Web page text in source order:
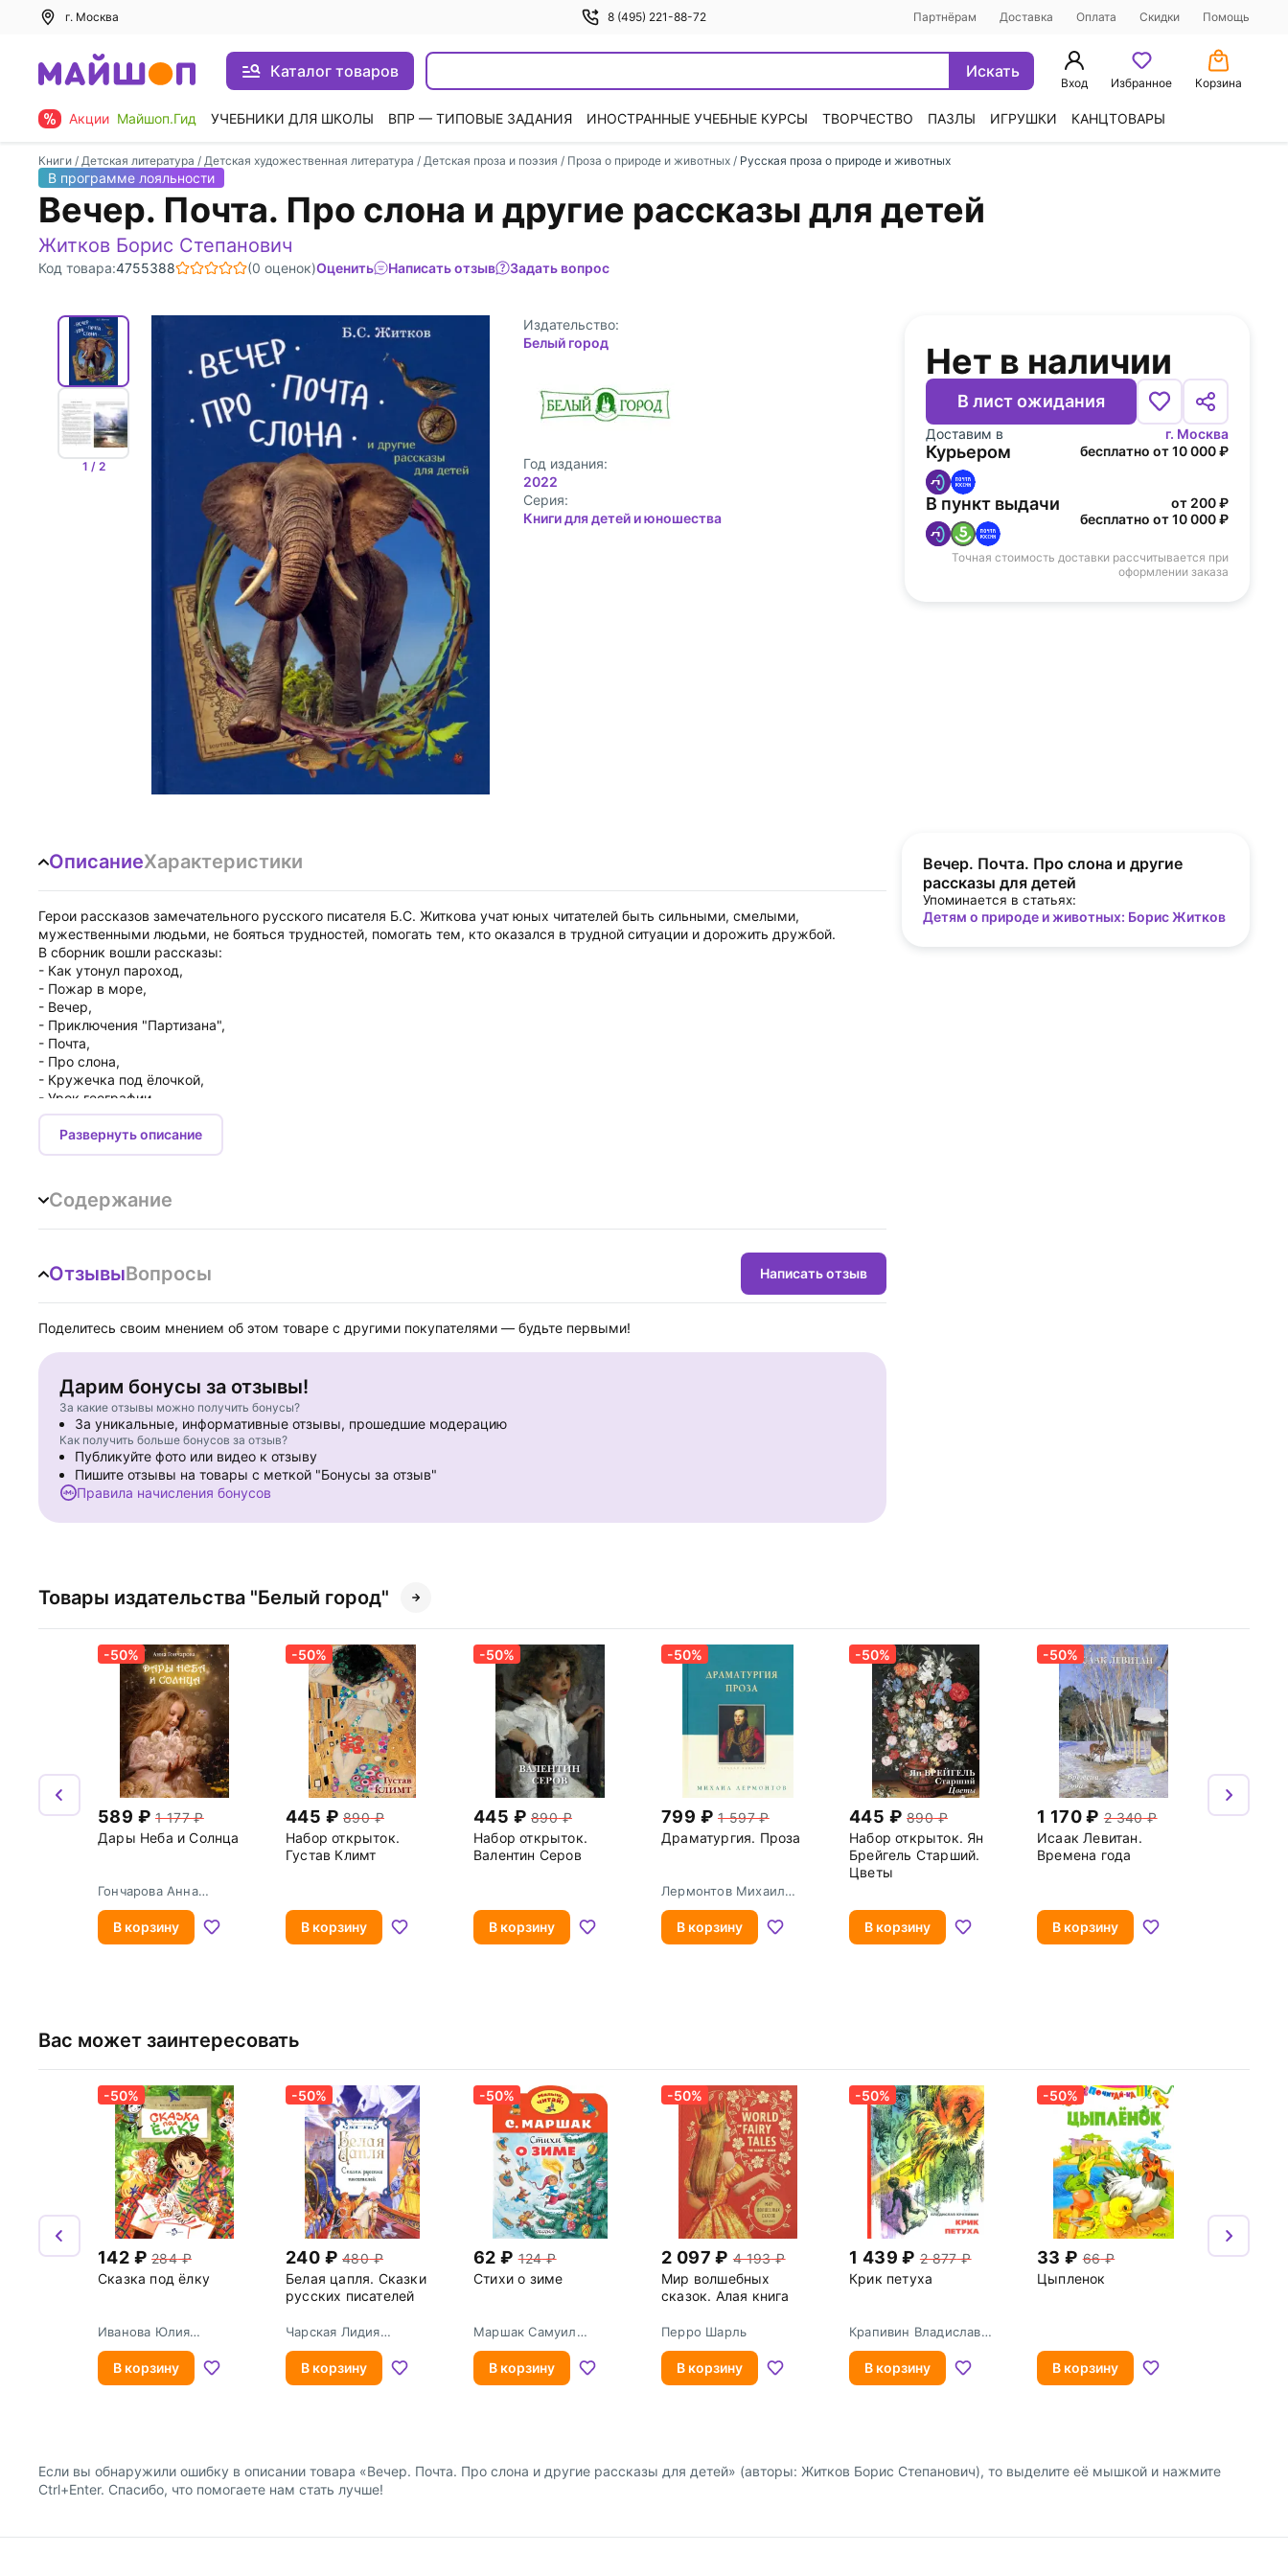
г. Москва 8 (495) 221-88-72 Партнёрам Доставка Оплата Скидки Помощь
Каталог товаров Искать
Вход Избранное Корзина
Акции Майшоп.Гид УЧЕБНИКИ ДЛЯ ШКОЛЫ ВПР — ТИПОВЫЕ ЗАДАНИЯ ИНОСТРАННЫЕ УЧЕБНЫЕ КУРСЫ ТВОРЧЕСТВО ПАЗЛЫ ИГРУШКИ КАНЦТОВАРЫ
Книги / Детская литература / Детская художественная литература / Детская проза и поэзия / Проза о природе и животных / Русская проза о природе и животных
В программе лояльности
Вечер. Почта. Про слона и другие рассказы для детей
Житков Борис Степанович
Код товара:4755388 (0 оценок)Оценить Написать отзыв Задать вопрос
1 / 2
Нет в наличии
В лист ожидания
Доставим в г. Москва
Курьером бесплатно от 10 000 ₽
В пункт выдачи
от 200 ₽
бесплатно от 10 000 ₽
Точная стоимость доставки рассчитывается при
оформлении заказа
Издательство:
Белый город
Год издания:
2022
Cерия:
Книги для детей и юношества
ОписаниеХарактеристики
Герои рассказов замечательного русского писателя Б.С. Житкова учат юных читателей быть сильными, смелыми,
мужественными людьми, не бояться трудностей, помогать тем, кто оказался в трудной ситуации и дорожить дружбой.
В сборник вошли рассказы:
- Как утонул пароход,
- Пожар в море,
- Вечер,
- Приключения "Партизана",
- Почта,
- Про слона,
- Кружечка под ёлочкой,
- Урок географии.
Развернуть описание
Содержание
ОтзывыВопросы Написать отзыв
Поделитесь своим мнением об этом товаре с другими покупателями — будьте первыми!
Дарим бонусы за отзывы!
За какие отзывы можно получить бонусы?
За уникальные, информативные отзывы, прошедшие модерацию
Как получить больше бонусов за отзыв?
Публикуйте фото или видео к отзыву
Пишите отзывы на товары с меткой "Бонусы за отзыв"
Правила начисления бонусов
Вечер. Почта. Про слона и другие
рассказы для детей
Упоминается в статьях:
Детям о природе и животных: Борис Житков
Товары издательства "Белый город"
-50%
589
1 177
Дары Неба и Солнца
Гончарова Анна
В корзину
-50%
445
890
Набор открыток.
Густав Климт
В корзину
-50%
445
890
Набор открыток.
Валентин Серов
В корзину
-50%
799
1 597
Драматургия. Проза
Лермонтов Михаил
В корзину
-50%
445
890
Набор открыток. Ян
Брейгель Старший.
Цветы
В корзину
-50%
1 170
2 340
Исаак Левитан.
Времена года
В корзину
Вас может заинтересовать
-50%
142
284
Сказка под ёлку
Иванова Юлия
В корзину
-50%
240
480
Белая цапля. Сказки
русских писателей
Чарская Лидия
В корзину
-50%
62
124
Стихи о зиме
Маршак Самуил
В корзину
-50%
2 097
4 193
Мир волшебных
сказок. Алая книга
Перро Шарль
В корзину
-50%
1 439
2 877
Крик петуха
Крапивин Владислав
В корзину
-50%
33
66
Цыпленок
В корзину
Если вы обнаружили ошибку в описании товара «Вечер. Почта. Про слона и другие рассказы для детей» (авторы: Житков Борис Степанович), то выделите её мышкой и нажмите
Ctrl+Enter. Спасибо, что помогаете нам стать лучше!